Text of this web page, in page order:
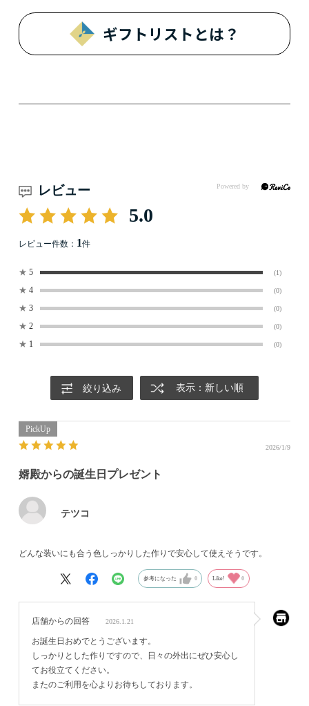
ギフトリストとは？
レビュー
5.0
レビュー件数： 1件
★ 5 (1)
★ 4 (0)
★ 3 (0)
★ 2 (0)
★ 1 (0)
絞り込み 表示：新しい順
2026/1/9
婿殿からの誕生日プレゼント
テツコ
どんな装いにも合う色しっかりした作りで安心して使えそうです。
参考になった 0 Like! 0
店舗からの回答 2026.1.21
お誕生日おめでとうございます。
しっかりとした作りですので、日々の外出にぜひ安心し
てお役立てください。
またのご利用を心よりお待ちしております。